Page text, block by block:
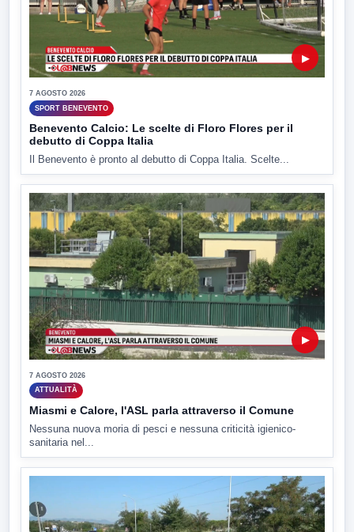
▶
7 AGOSTO 2026
SPORT BENEVENTO
Benevento Calcio: Le scelte di Floro Flores per il
debutto di Coppa Italia
Il Benevento è pronto al debutto di Coppa Italia. Scelte...
▶
7 AGOSTO 2026
ATTUALITÀ
Miasmi e Calore, l'ASL parla attraverso il Comune
Nessuna nuova moria di pesci e nessuna criticità igienico-
sanitaria nel...